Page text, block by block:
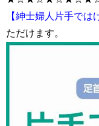
【紳士婦人片手では
ただけます。